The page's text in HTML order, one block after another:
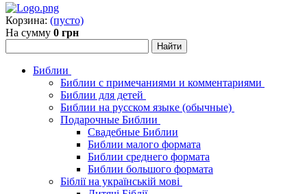
Корзина: (пусто)
На сумму 0 грн
Библии
Библии с примечаниями и комментариями
Библии для детей
Библии на русском языке (обычные)
Подарочные Библии
Свадебные Библии
Библии малого формата
Библии среднего формата
Библии большого формата
Біблії на українській мові